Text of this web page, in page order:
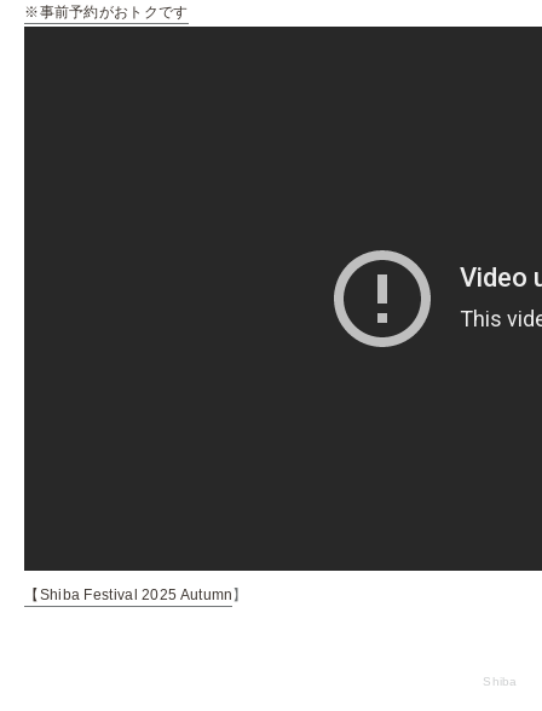
※事前予約がおトクです
【Shiba Festival 2025 Autumn】
Shiba